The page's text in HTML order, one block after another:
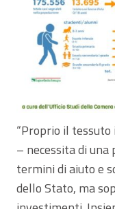
“Proprio il
– necessita di
termini di aiuto e
dello Stato, ma